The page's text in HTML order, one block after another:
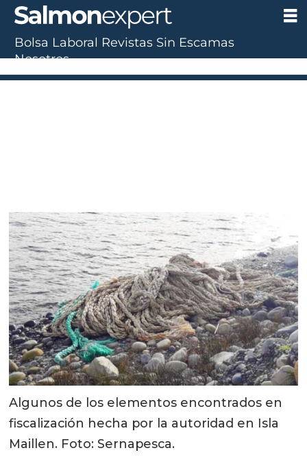
Algunos de los elementos encontrados en
fiscalización hecha por la autoridad en Isla
Maillen. Foto: Sernapesca.
Bolsa Laboral Revistas Sin Escamas
Nosotros